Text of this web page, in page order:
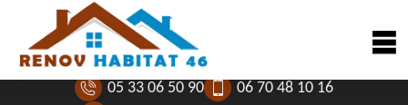
05 33 06 50 90
06 70 48 10 16